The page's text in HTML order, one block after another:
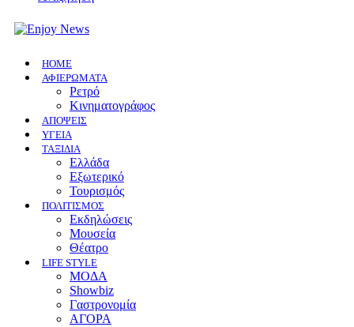
HOME
ΑΦΙΕΡΩΜΑΤΑ
Ρετρό
Κινηματογράφος
ΑΠΟΨΕΙΣ
ΥΓΕΙΑ
ΤΑΞΙΔΙΑ
Ελλάδα
Εξωτερικό
Τουρισμός
ΠΟΛΙΤΙΣΜΟΣ
Eκδηλώσεις
Mουσεία
Θέατρο
LIFE STYLE
ΜΟΔΑ
Showbiz
Γαστρονομία
ΑΓΟΡΑ